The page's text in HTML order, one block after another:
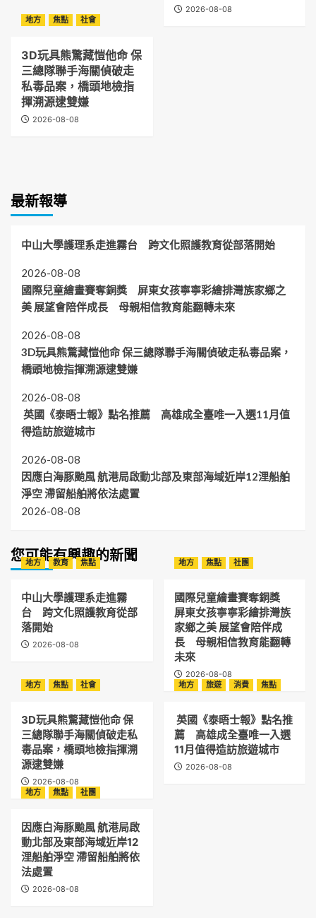
2026-08-08
地方
焦點 社會
3D玩具熊驚藏愷他命 保
三總隊聯手海關偵破走
私毒品案，橋頭地檢指
揮溯源逮雙嫌
2026-08-08
最新報導
中山大學護理系走進霧台 跨文化照護教育從部落開始
2026-08-08
國際兒童繪畫賽奪銅獎 屏東女孩寧寧彩繪排灣族家鄉之
美 展望會陪伴成長 母親相信教育能翻轉未來
2026-08-08
3D玩具熊驚藏愷他命 保三總隊聯手海關偵破走私毒品案，
橋頭地檢指揮溯源逮雙嫌
2026-08-08
英國《泰晤士報》點名推薦 高雄成全臺唯一入選11月值
得造訪旅遊城市
2026-08-08
因應白海豚颱風 航港局啟動北部及東部海域近岸12浬船舶
淨空 滯留船舶將依法處置
2026-08-08
您可能有興趣的新聞
地方 教育 焦點
中山大學護理系走進霧
台 跨文化照護教育從部
落開始
2026-08-08
地方 焦點 社團
國際兒童繪畫賽奪銅獎
屏東女孩寧寧彩繪排灣族
家鄉之美 展望會陪伴成
長 母親相信教育能翻轉
未來
2026-08-08
地方
焦點 社會
3D玩具熊驚藏愷他命 保
三總隊聯手海關偵破走私
毒品案，橋頭地檢指揮溯
源逮雙嫌
2026-08-08
地方 旅遊 消費 焦點
英國《泰晤士報》點名推
薦 高雄成全臺唯一入選
11月值得造訪旅遊城市
2026-08-08
地方 焦點 社團
因應白海豚颱風 航港局啟
動北部及東部海域近岸12
浬船舶淨空 滯留船舶將依
法處置
2026-08-08